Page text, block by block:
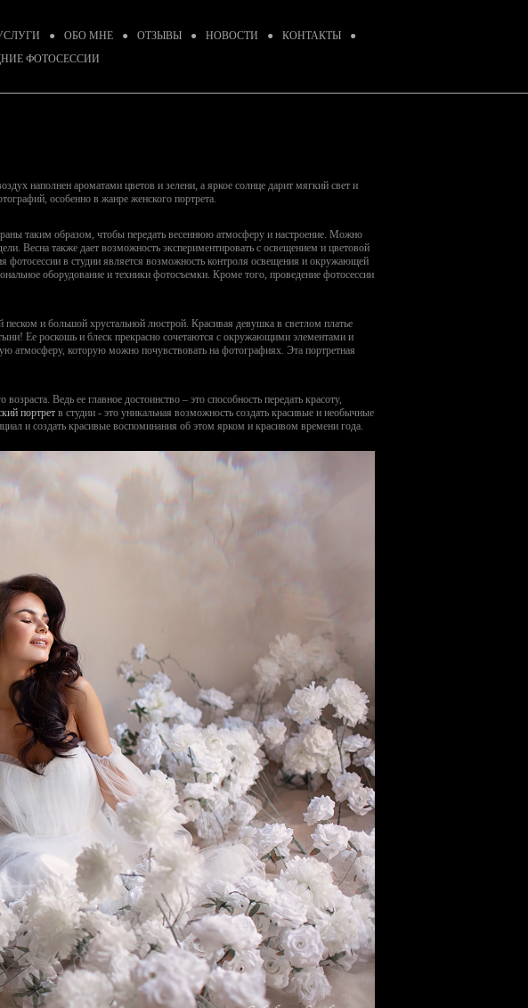
● ОБО МНЕ ● ОТЗЫВЫ ● НОВОСТИ ● КОНТАКТЫ
●
ФОТОСЕССИИ
наполнен ароматами цветов и зелени, а яркое солнце дарит мягкий свет и
особенно в жанре женского портрета.
таким образом, чтобы передать весеннюю атмосферу и настроение. Можно
Весна также дает возможность экспериментировать с освещением и цветовой
в студии является возможность контроля освещения и окружающей
оборудование и техники фотосъемки. Кроме того, проведение фотосессии
песком и большой хрустальной люстрой. Красивая девушка в светлом платье
Ее роскошь и блеск прекрасно сочетаются с окружающими элементами и
атмосферу, которую можно почувствовать на фотографиях. Эта портретная
Ведь ее главное достоинство – это способность передать красоту,
портрет в студии - это уникальная возможность создать красивые и необычные
и создать красивые воспоминания об этом ярком и красивом времени года.